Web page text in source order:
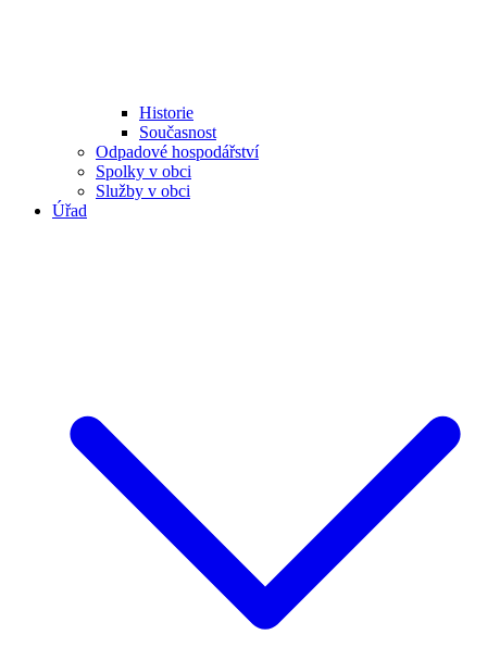
Historie
Současnost
Odpadové hospodářství
Spolky v obci
Služby v obci
Úřad